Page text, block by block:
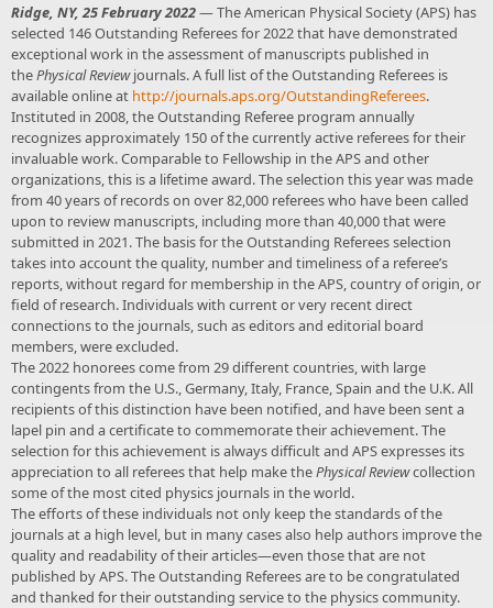
Ridge, NY, 25 February 2022— The American Physical Society (APS) has
selected 146 Outstanding Referees for 2022 that have demonstrated
exceptional work in the assessment of manuscripts published in
thePhysical Reviewjournals. A full list of the Outstanding Referees is
available online at http://journals.aps.org/OutstandingReferees.
Instituted in 2008, the Outstanding Referee program annually
recognizes approximately 150 of the currently active referees for their
invaluable work. Comparable to Fellowship in the APS and other
organizations, this is a lifetime award. The selection this year was made
from 40 years of records on over 82,000 referees who have been called
upon to review manuscripts, including more than 40,000 that were
submitted in 2021. The basis for the Outstanding Referees selection
takes into account the quality, number and timeliness of a referee’s
reports, without regard for membership in the APS, country of origin, or
field of research. Individuals with current or very recent direct
connections to the journals, such as editors and editorial board
members, were excluded.
The 2022 honorees come from 29 different countries, with large
contingents from the U.S., Germany, Italy, France, Spain and the U.K. All
recipients of this distinction have been notified, and have been sent a
lapel pin and a certificate to commemorate their achievement. The
selection for this achievement is always difficult and APS expresses its
appreciation to all referees that help make thePhysical Reviewcollection
some of the most cited physics journals in the world.
The efforts of these individuals not only keep the standards of the
journals at a high level, but in many cases also help authors improve the
quality and readability of their articles—even those that are not
published by APS. The Outstanding Referees are to be congratulated
and thanked for their outstanding service to the physics community.